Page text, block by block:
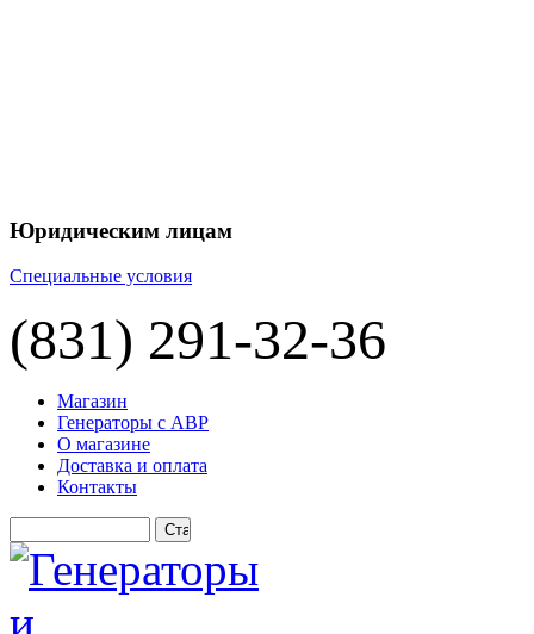
Юридическим лицам
Специальные условия
(831) 291-32-36
Магазин
Генераторы с АВР
О магазине
Доставка и оплата
Контакты